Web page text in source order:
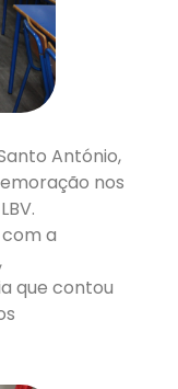
António,
nos
a
que contou